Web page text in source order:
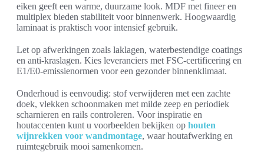
eiken geeft een warme, duurzame look. MDF met fineer en
multiplex bieden stabiliteit voor binnenwerk. Hoogwaardig
laminaat is praktisch voor intensief gebruik.
Let op afwerkingen zoals laklagen, waterbestendige coatings
en anti-kraslagen. Kies leveranciers met FSC-certificering en
E1/E0-emissienormen voor een gezonder binnenklimaat.
Onderhoud is eenvoudig: stof verwijderen met een zachte
doek, vlekken schoonmaken met milde zeep en periodiek
scharnieren en rails controleren. Voor inspiratie en
houtaccenten kunt u voorbeelden bekijken op houten
wijnrekken voor wandmontage, waar houtafwerking en
ruimtegebruik mooi samenkomen.